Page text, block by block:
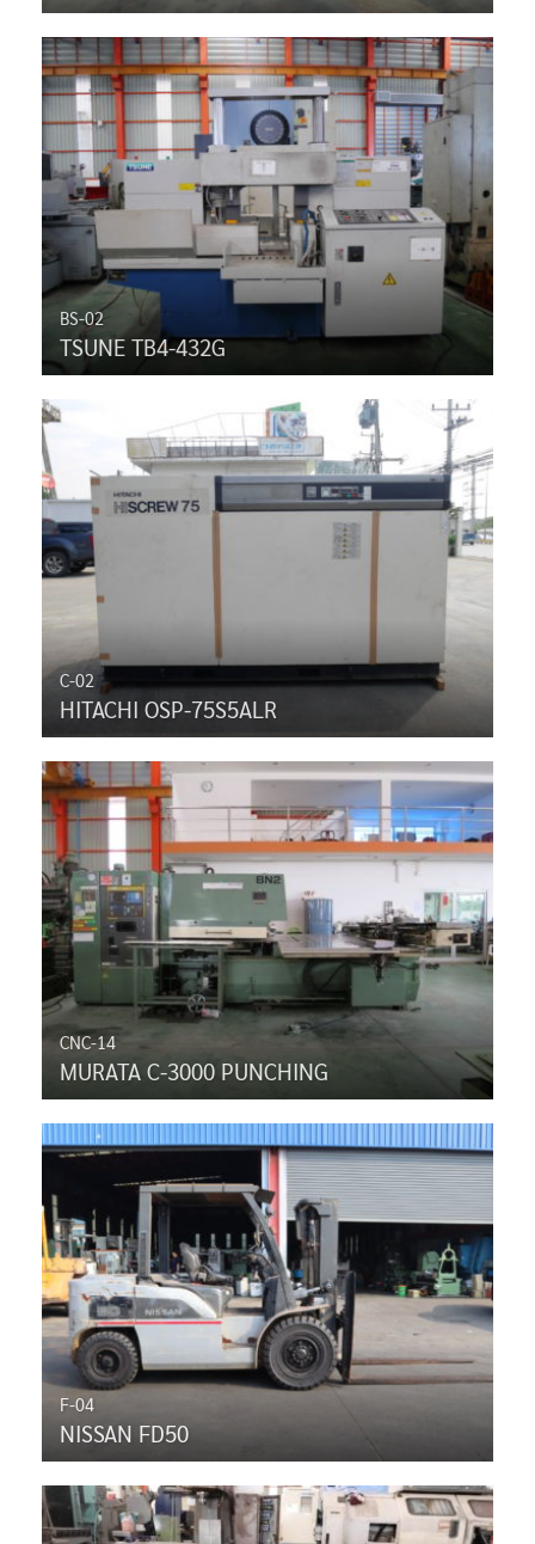
BS-02
TSUNE TB4-432G
C-02
HITACHI OSP-75S5ALR
CNC-14
MURATA C-3000 PUNCHING
F-04
NISSAN FD50